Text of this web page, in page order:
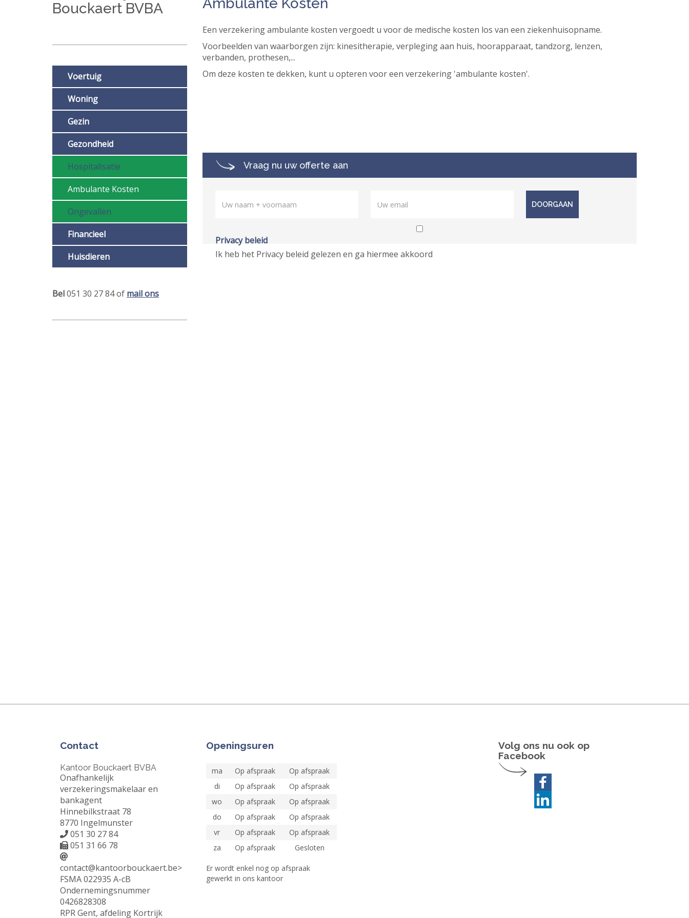
Bouckaert BVBA
Producten
Voertuig
Woning
Gezin
Gezondheid
Hospitalisatie
Ambulante Kosten
Ongevallen
Financieel
Huisdieren
Bel051 30 27 84 of mail ons
Ambulante Kosten
Een verzekering ambulante kosten vergoedt u voor de medische kosten los van een ziekenhuisopname.
Voorbeelden van waarborgen zijn: kinesitherapie, verpleging aan huis, hoorapparaat, tandzorg, lenzen,
verbanden, prothesen,...
Om deze kosten te dekken, kunt u opteren voor een verzekering 'ambulante kosten'.
Vraag nu uw offerte aan
Privacy beleid
Ik heb het Privacy beleid gelezen en ga hiermee akkoord
Contact
Kantoor Bouckaert BVBA
Onafhankelijk
verzekeringsmakelaar en
bankagent
Hinnebilkstraat 78
8770 Ingelmunster
051 30 27 84
051 31 66 78
contact@kantoorbouckaert.be>
FSMA 022935 A-cB
Ondernemingsnummer
0426828308
RPR Gent, afdeling Kortrijk
Openingsuren
ma Op afspraak
Op afspraak
di
Op afspraak
Op afspraak
wo
Op afspraak
Op afspraak
do
Op afspraak
Op afspraak
vr
Op afspraak
Op afspraak
za
Op afspraak Gesloten
Er wordt enkel nog op afspraak
gewerkt in ons kantoor
Volg ons nu ook op
Facebook